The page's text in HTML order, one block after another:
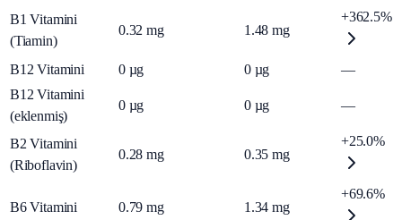
B1 Vitamini
(Tiamin)
0.32 mg 1.48 mg
+362.5%
B12 Vitamini 0 µg 0 µg
—
B12 Vitamini
(eklenmiş)
0 µg 0 µg —
B2 Vitamini
(Riboflavin)
0.28 mg 0.35 mg
+25.0%
B6 Vitamini 0.79 mg 1.34 mg
+69.6%